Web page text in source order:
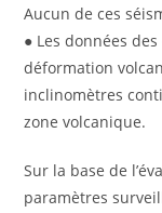
Aucun de ces
● Les données
déformation
inclinomètres
zone volcanique.
Sur la base de
paramètres